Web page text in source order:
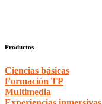
Productos
Ciencias básicas
Formación TP
Multimedia